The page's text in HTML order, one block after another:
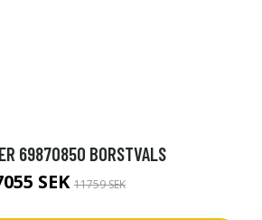
69870850 BORSTVALS
SEK 11759 SEK